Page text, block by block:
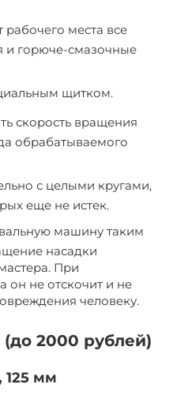
места все
и горюче-смазочные
щитком.
скорость вращения
обрабатываемого
с целыми кругами,
еще не истек.
машину таким
насадки
При
он не отскочит и не
человеку.
2000 рублей)
125 мм